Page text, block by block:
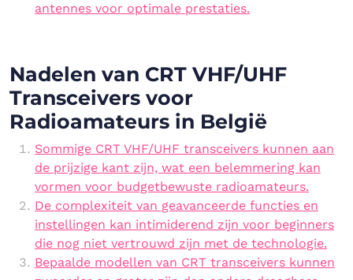
antennes voor optimale prestaties.
Nadelen van CRT VHF/UHF
Transceivers voor
Radioamateurs in België
Sommige CRT VHF/UHF transceivers kunnen aan
de prijzige kant zijn, wat een belemmering kan
vormen voor budgetbewuste radioamateurs.
De complexiteit van geavanceerde functies en
instellingen kan intimiderend zijn voor beginners
die nog niet vertrouwd zijn met de technologie.
Bepaalde modellen van CRT transceivers kunnen